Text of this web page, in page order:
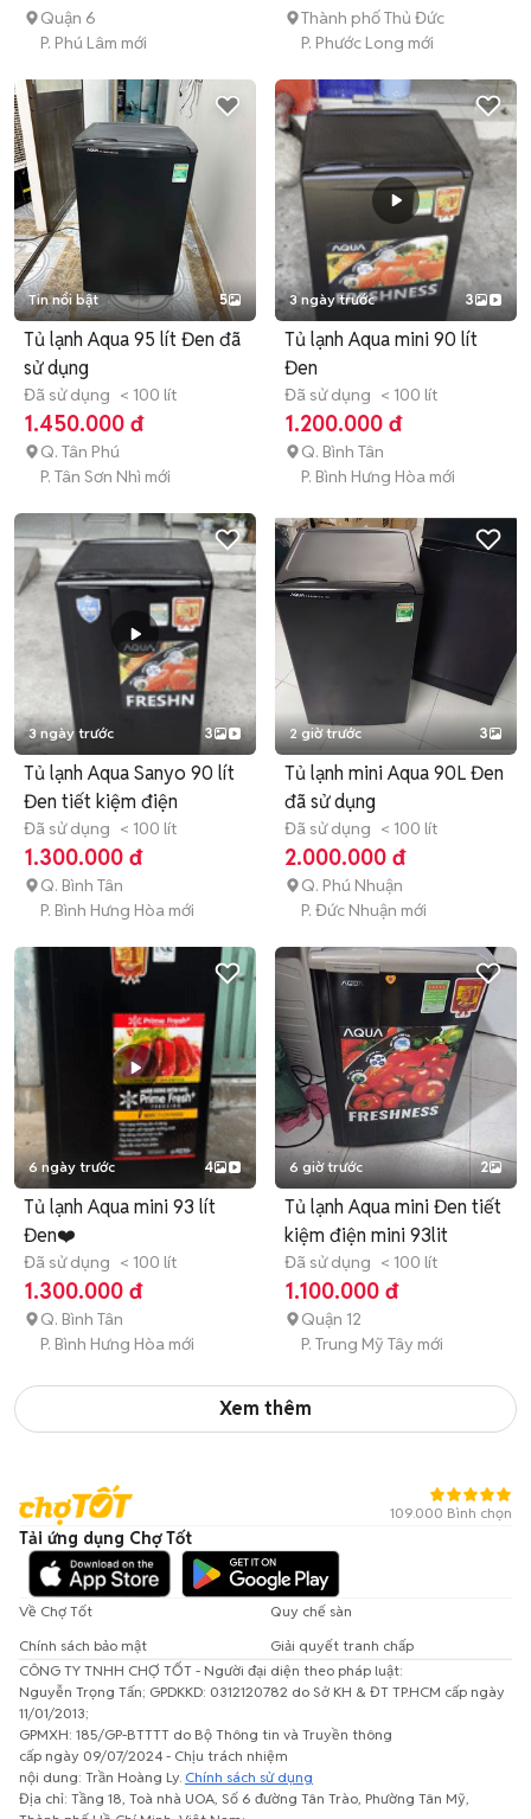
Quận 6
P. Phú Lâm mới
Thành phố Thủ Đức
P. Phước Long mới
Tin nổi bật 5
Tủ lạnh Aqua 95 lít Đen đã
sử dụng
Đã sử dụng < 100 lít
1.450.000 đ
Q. Tân Phú
P. Tân Sơn Nhì mới
3 ngày trước 3
Tủ lạnh Aqua mini 90 lít
Đen
Đã sử dụng < 100 lít
1.200.000 đ
Q. Bình Tân
P. Bình Hưng Hòa mới
3 ngày trước 3
Tủ lạnh Aqua Sanyo 90 lít
Đen tiết kiệm điện
Đã sử dụng < 100 lít
1.300.000 đ
Q. Bình Tân
P. Bình Hưng Hòa mới
2 giờ trước 3
Tủ lạnh mini Aqua 90L Đen
đã sử dụng
Đã sử dụng < 100 lít
2.000.000 đ
Q. Phú Nhuận
P. Đức Nhuận mới
6 ngày trước 4
Tủ lạnh Aqua mini 93 lít
Đen❤️
Đã sử dụng < 100 lít
1.300.000 đ
Q. Bình Tân
P. Bình Hưng Hòa mới
6 giờ trước 2
Tủ lạnh Aqua mini Đen tiết
kiệm điện mini 93lit
Đã sử dụng < 100 lít
1.100.000 đ
Quận 12
P. Trung Mỹ Tây mới
Xem thêm
109.000 Bình chọn
Tải ứng dụng Chợ Tốt
Về Chợ Tốt
Quy chế sàn
Chính sách bảo mật
Giải quyết tranh chấp
CÔNG TY TNHH CHỢ TỐT - Người đại diện theo pháp luật:
Nguyễn Trọng Tấn; GPDKKD: 0312120782 do Sở KH & ĐT TP.HCM cấp ngày
11/01/2013;
GPMXH: 185/GP-BTTTT do Bộ Thông tin và Truyền thông
cấp ngày 09/07/2024 - Chịu trách nhiệm
nội dung: Trần Hoàng Ly. Chính sách sử dụng
Địa chỉ: Tầng 18, Toà nhà UOA, Số 6 đường Tân Trào, Phường Tân Mỹ,